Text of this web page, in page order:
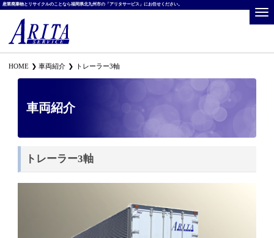
産業廃棄物とリサイクルのことなら福岡県北九州市の「アリタサービス」にお任せください。
HOME 車両紹介 トレーラー3軸
車両紹介
トレーラー3軸